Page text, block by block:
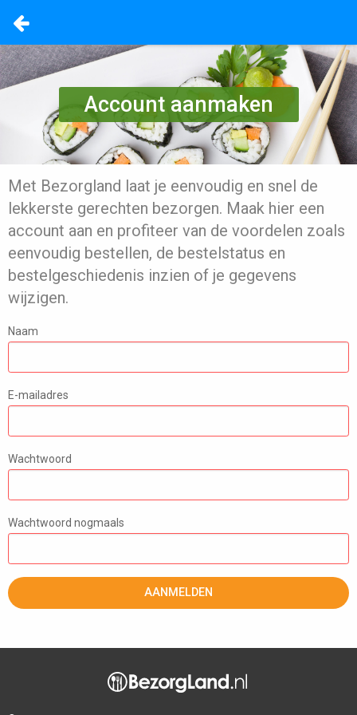
Account aanmaken
Met Bezorgland laat je eenvoudig en snel de
lekkerste gerechten bezorgen. Maak hier een
account aan en profiteer van de voordelen zoals
eenvoudig bestellen, de bestelstatus en
bestelgeschiedenis inzien of je gegevens
wijzigen.
Naam
E-mailadres
Wachtwoord
Wachtwoord nogmaals
AANMELDEN